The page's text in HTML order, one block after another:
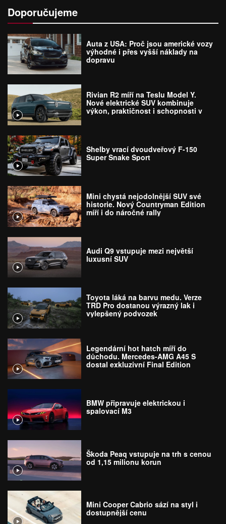
Doporučujeme
Auta z USA: Proč jsou americké vozy
výhodné i přes vyšší náklady na
dopravu
Rivian R2 míří na Teslu Model Y.
Nové elektrické SUV kombinuje
výkon, praktičnost i schopnosti v
Shelby vrací dvoudveřový F-150
Super Snake Sport
Mini chystá nejodolnější SUV své
historie. Nový Countryman Edition
míří i do náročné rally
Audi Q9 vstupuje mezi největší
luxusní SUV
Toyota láká na barvu medu. Verze
TRD Pro dostanou výrazný lak i
vylepšený podvozek
Legendární hot hatch míří do
důchodu. Mercedes-AMG A45 S
dostal exkluzivní Final Edition
BMW připravuje elektrickou i
spalovací M3
Škoda Peaq vstupuje na trh s cenou
od 1,15 milionu korun
Mini Cooper Cabrio sází na styl i
dostupnější cenu